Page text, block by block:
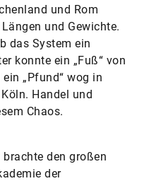
und Rom
und Gewichte.
das System ein
konnte ein „Fuß“ von
„Pfund“ wog in
Handel und
Chaos.
den großen
der